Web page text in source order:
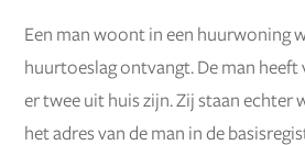
Een man woont in een huurwoning
huurtoeslag ontvangt. De man heeft
er twee uit huis zijn. Zij staan echter
het adres van de man in de